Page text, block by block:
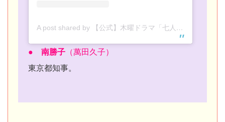
A post shared by 【公式】木曜ドラマ「七人の秘書」 (@7_hisho_tvasahi)
● 南勝子 （萬田久子）
東京都知事。